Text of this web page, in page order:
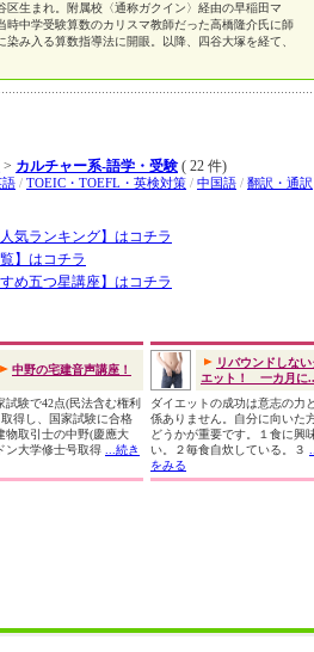
区生まれ。附属校〈通称ガクイン〉経由の早稲田マ
時中学受験算数のカリスマ教師だった高橋隆介氏に師
染み入る算数指導法に開眼。以降、四谷大塚を経て、
> カルチャー系-語学・受験 ( 22 件)
語 / TOEIC・TOEFL・英検対策 / 中国語 / 翻訳・通訳
人気ランキング】はコチラ
】はコチラ
すめ五つ星講座】はコチラ
中野の宅建音声講座！
試験で42点(民法含む権利
取得し、国家試験に合格
物取引士の中野(慶應大
ン大学修士号取得
...続き
リバウンドしな
エット！ 一カ月に
ダイエットの成功は意志の力
係ありません。自分に向いた
どうかが重要です。１食に興
い。２毎食自炊している。３
をみる